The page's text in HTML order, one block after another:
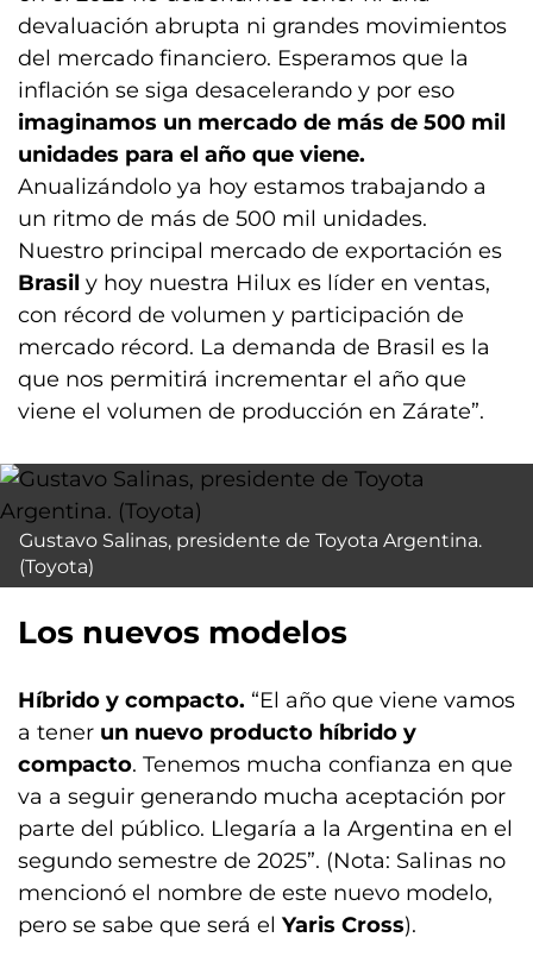
devaluación abrupta ni grandes movimientos
del mercado financiero. Esperamos que la
inflación se siga desacelerando y por eso
imaginamos un mercado de más de 500 mil
unidades para el año que viene.
Anualizándolo ya hoy estamos trabajando a
un ritmo de más de 500 mil unidades.
Nuestro principal mercado de exportación es
Brasil y hoy nuestra Hilux es líder en ventas,
con récord de volumen y participación de
mercado récord. La demanda de Brasil es la
que nos permitirá incrementar el año que
viene el volumen de producción en Zárate”.
Gustavo Salinas, presidente de Toyota Argentina.
(Toyota)
Los nuevos modelos
Híbrido y compacto. “El año que viene vamos
a tener un nuevo producto híbrido y
compacto. Tenemos mucha confianza en que
va a seguir generando mucha aceptación por
parte del público. Llegaría a la Argentina en el
segundo semestre de 2025”. (Nota: Salinas no
mencionó el nombre de este nuevo modelo,
pero se sabe que será el Yaris Cross).